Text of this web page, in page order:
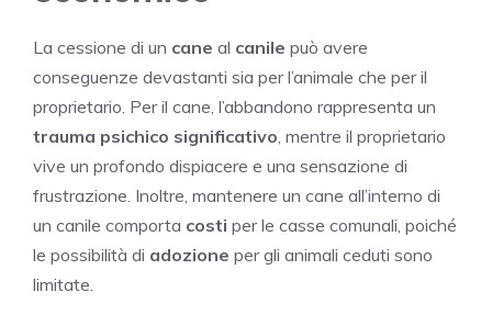
La cessione di un cane al canile può avere
conseguenze devastanti sia per l’animale che per il
proprietario. Per il cane, l’abbandono rappresenta un
trauma psichico significativo, mentre il proprietario
vive un profondo dispiacere e una sensazione di
frustrazione. Inoltre, mantenere un cane all’interno di
un canile comporta costi per le casse comunali, poiché
le possibilità di adozione per gli animali ceduti sono
limitate.